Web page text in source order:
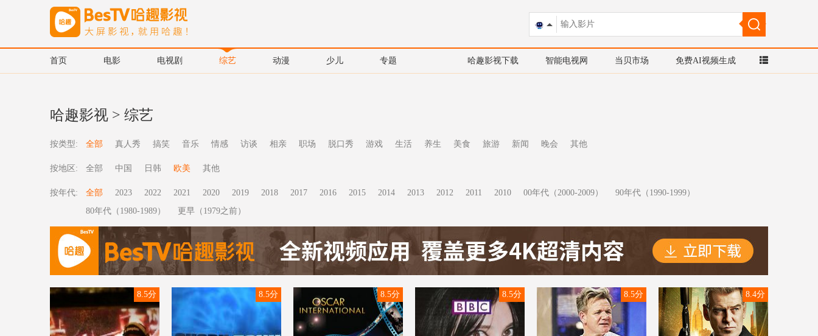
首页 电影 电视剧 综艺 动漫 少儿 专题 哈趣影视下载 智能电视网 当贝市场 免费AI视频生成
哈趣影视 > 综艺
按类型: 全部 真人秀 搞笑 音乐 情感 访谈 相亲 职场 脱口秀 游戏 生活 养生 美食 旅游 新闻 晚会 其他
按地区: 全部 中国 日韩 欧美 其他
按年代: 全部 2023 2022 2021 2020 2019 2018 2017 2016 2015 2014 2013 2012 2011 2010 00年代（2000-2009）
90年代（1990-1999）
80年代（1980-1989）
更早（1979之前）
8.5分 8.5分 8.5分 8.5分 8.5分 8.4分